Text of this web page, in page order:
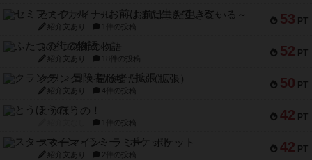
53 PT
セミファイナル ～お前はまだ生きている～
紹介文あり 1件の投稿
52 PT
ふたつの街の物語
紹介文あり 18件の投稿
50 PT
クランク! ：冒険者たち（拡張）
紹介文あり 4件の投稿
42 PT
とうほうの！
1件の投稿
42 PT
スターマイン・ラミー ポケット
紹介文あり 2件の投稿